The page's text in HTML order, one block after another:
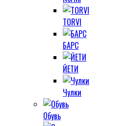
TORVI
БАРС
ЙЕТИ
Чулки
Обувь